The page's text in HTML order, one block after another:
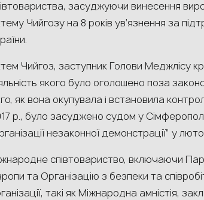
засуджуючи винесення
Чийгозу на 8 років ув’язнення за
Чийгоз, заступник Голови Меджлісу
якого було оголошено поза
як вона окупувала і встановила
р., було засуджено судом у
незаконної демонстрації” у
співтовариство, включаючи
та Організацію з безпеки та
такі як Міжнародна амністія,